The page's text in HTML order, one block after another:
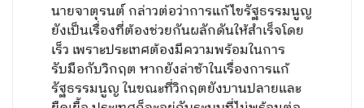
นายจาตุรนต์ กล่าวต่อว่าการแก้ไขรัฐธรรมนูญ
ยังเป็นเรื่องที่ต้องช่วยกันผลักดันให้สำเร็จโดย
เร็ว เพราะประเทศต้องมีความพร้อมในการ
รับมือกับวิกฤต หากยังล่าช้าในเรื่องการแก้
รัฐธรรมนูญ ในขณะที่วิกฤตยังบานปลายและ